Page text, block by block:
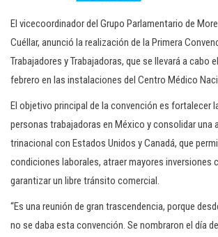
El vicecoordinador del Grupo Parlamentario de
Cuéllar, anunció la realización de la Primera
Trabajadores y Trabajadoras, que se llevará a cabo
febrero en las instalaciones del Centro Médico
El objetivo principal de la convención es fortalecer
personas trabajadoras en México y consolidar una
trinacional con Estados Unidos y Canadá, que
condiciones laborales, atraer mayores inversiones
garantizar un libre tránsito comercial.
“Es una reunión de gran trascendencia, porque
no se daba esta convención. Se nombraron el día